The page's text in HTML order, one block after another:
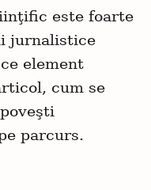
este foarte
jurnalistice
element
cum se
parcurs.